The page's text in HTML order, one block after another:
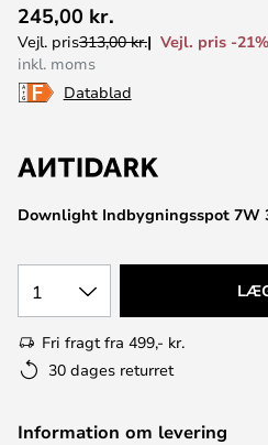
til
starten
af
billedgalleriet
Downlight Indbygningsspot 7W
245,00 kr.
Vejl. pris313,00 kr.
Vejl. pris -21%
inkl. moms
Datablad
1
Fri fragt fra 499,- kr.
30 dages returret
Information om levering